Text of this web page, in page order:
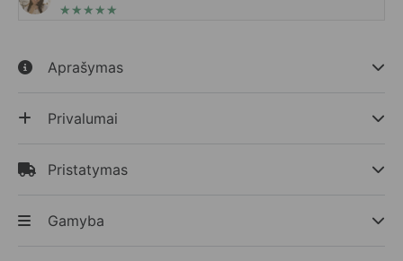
★ ★ ★ ★ ★
Aprašymas
Privalumai
Pristatymas
Gamyba